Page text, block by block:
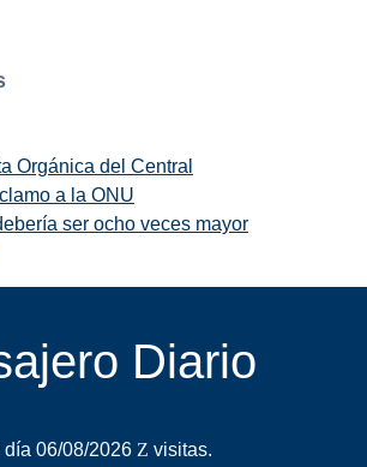
Orgánica del Central
a la ONU
ser ocho veces mayor
Diario
06/08/2026 visitas.